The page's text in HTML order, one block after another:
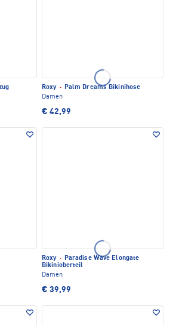
Roxy · Palm Dreams Bikinihose
Damen
€ 42,99
Roxy · Paradise Wave Elongate
Bikinioberteil
Damen
€ 39,99